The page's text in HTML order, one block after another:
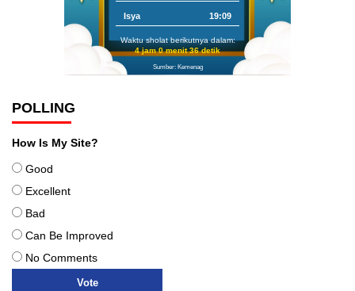
Isya 19:09
Waktu sholat berikutnya dalam:
4 jam 0 menit 35 detik
Sumber: Kemenag
POLLING
How Is My Site?
Good
Excellent
Bad
Can Be Improved
No Comments